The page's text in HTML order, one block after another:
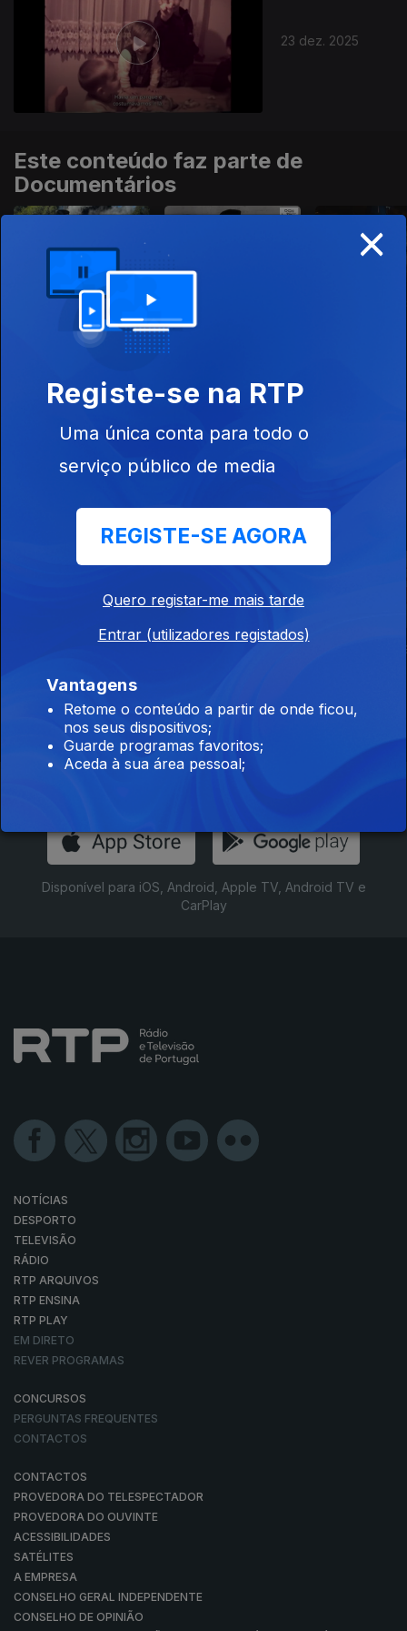
23 dez. 2025
Este conteúdo faz parte de
Documentários
Inesquecíveis
Viagens de
Juro
Este conteúdo faz parte de
Documentários de Sociedade e
Atualidade
As Últimas Pegadas
Os Dez
Somos
Disponível para iOS, Android, Apple TV, Android TV e
CarPlay
NOTÍCIAS
DESPORTO
TELEVISÃO
RÁDIO
RTP ARQUIVOS
RTP ENSINA
RTP PLAY
EM DIRETO
REVER PROGRAMAS
CONCURSOS
PERGUNTAS FREQUENTES
CONTACTOS
CONTACTOS
PROVEDORA DO TELESPECTADOR
PROVEDORA DO OUVINTE
ACESSIBILIDADES
SATÉLITES
A EMPRESA
CONSELHO GERAL INDEPENDENTE
CONSELHO DE OPINIÃO
×
Registe-se na RTP
Uma única conta para todo o
serviço público de media
REGISTE-SE AGORA
Quero registar-me mais tarde
Entrar (utilizadores registados)
Vantagens
Retome o conteúdo a partir de onde ficou,
nos seus dispositivos;
Guarde programas favoritos;
Aceda à sua área pessoal;